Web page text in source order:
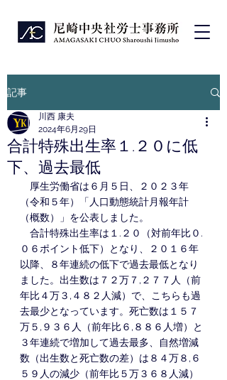
記事
合計特殊出生率１.２０に低
下、過去最低
川西 康夫
2024年6月29日
厚生労働省は６月５日、２０２３年
（令和５年）「人口動態統計月報年計
（概数）」を公表しました。
合計特殊出生率は１.２０（対前年比０.
０６ポイント低下）となり、２０１６年
以降、８年連続の低下で過去最低となり
ました。出生数は７２万７,２７７人（前
年比４万３,４８２人減）で、こちらも過
去最少となっています。死亡数は１５７
万５,９３６人（前年比６,８８６人増）と
３年連続で増加して過去最多、自然増減
数（出生数と死亡数の差）は８４万８,６
５９人の減少（前年比５万３６８人減）